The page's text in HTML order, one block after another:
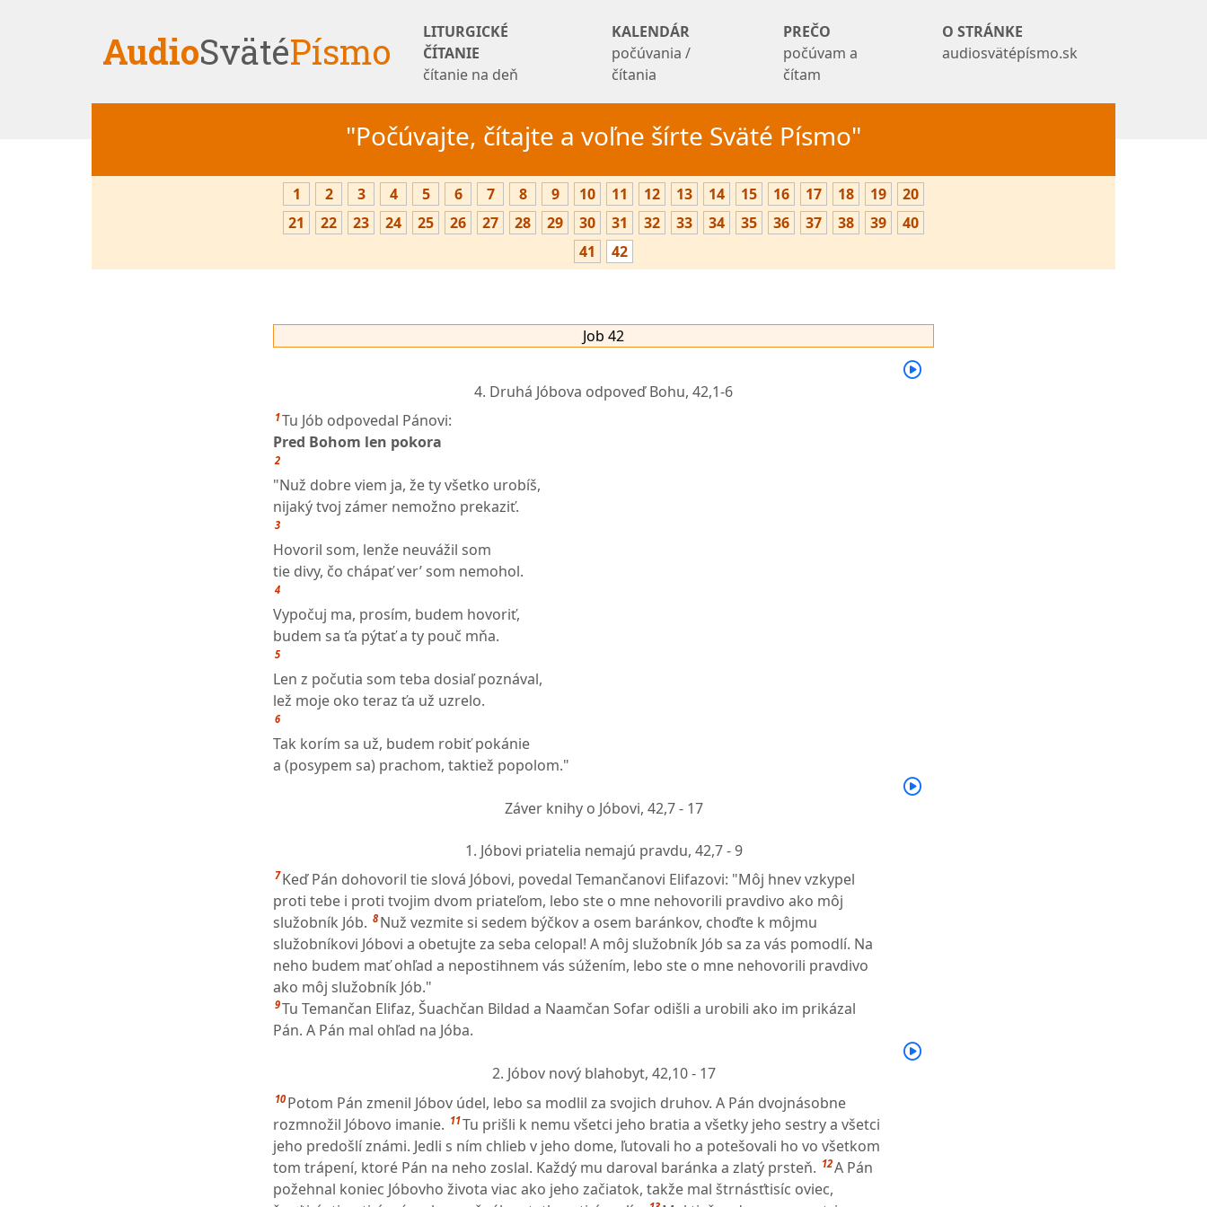
AudioSvätéPísmo
LITURGICKÉ
ČÍTANIE
čítanie na deň
KALENDÁR
počúvania /
čítania
PREČO
počúvam a
čítam
O STRÁNKE
audiosvätépísmo.sk
"Počúvajte, čítajte a voľne šírte Sväté Písmo"
1 2 3 4 5 6 7 8 9 10 11 12 13 14 15 16 17 18 19
20
21
22 23 24 25 26 27 28 29 30 31 32 33 34 35 36 37 38 39
40
41
42
Job 42
4. Druhá Jóbova odpoveď Bohu, 42,1-6
1Tu Jób odpovedal Pánovi:
Pred Bohom len pokora
2
"Nuž dobre viem ja, že ty všetko urobíš,
nijaký tvoj zámer nemožno prekaziť.
3
Hovoril som, lenže neuvážil som
tie divy, čo chápať ver’ som nemohol.
4
Vypočuj ma, prosím, budem hovoriť,
budem sa ťa pýtať a ty pouč mňa.
5
Len z počutia som teba dosiaľ poznával,
lež moje oko teraz ťa už uzrelo.
6
Tak korím sa už, budem robiť pokánie
a (posypem sa) prachom, taktiež popolom."
Záver knihy o Jóbovi, 42,7 - 17
1. Jóbovi priatelia nemajú pravdu, 42,7 - 9
7 Keď Pán dohovoril tie slová Jóbovi, povedal Temančanovi Elifazovi: "Môj hnev vzkypel
proti tebe i proti tvojim dvom priateľom, lebo ste o mne nehovorili pravdivo ako môj
služobník Jób. 8 Nuž vezmite si sedem býčkov a osem baránkov, choďte k môjmu
služobníkovi Jóbovi a obetujte za seba celopal! A môj služobník Jób sa za vás pomodlí. Na
neho budem mať ohľad a nepostihnem vás súžením, lebo ste o mne nehovorili pravdivo
ako môj služobník Jób."
9Tu Temančan Elifaz, Šuachčan Bildad a Naamčan Sofar odišli a urobili ako im prikázal
Pán. A Pán mal ohľad na Jóba.
2. Jóbov nový blahobyt, 42,10 - 17
10 Potom Pán zmenil Jóbov údel, lebo sa modlil za svojich druhov. A Pán dvojnásobne
rozmnožil Jóbovo imanie. 11Tu prišli k nemu všetci jeho bratia a všetky jeho sestry a všetci
jeho predošlí známi. Jedli s ním chlieb v jeho dome, ľutovali ho a potešovali ho vo všetkom
tom trápení, ktoré Pán na neho zoslal. Každý mu daroval baránka a zlatý prsteň. 12A Pán
požehnal koniec Jóbovho života viac ako jeho začiatok, takže mal štrnásťtisíc oviec,